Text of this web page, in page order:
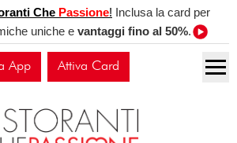
Che Passione! Inclusa la card per
uniche e vantaggi fino al 50%.
App Attiva Card